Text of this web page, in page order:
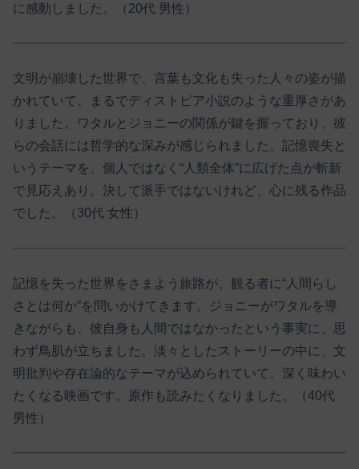
に感動しました。（20代 男性）
文明が崩壊した世界で、言葉も文化も失った人々の姿が描
かれていて、まるでディストピア小説のような重厚さがあ
りました。ワタルとジョニーの関係が鍵を握っており、彼
らの会話には哲学的な深みが感じられました。記憶喪失と
いうテーマを、個人ではなく“人類全体”に広げた点が斬新
で見応えあり。決して派手ではないけれど、心に残る作品
でした。（30代 女性）
記憶を失った世界をさまよう旅路が、観る者に“人間らし
さとは何か”を問いかけてきます。ジョニーがワタルを導
きながらも、彼自身も人間ではなかったという事実に、思
わず鳥肌が立ちました。淡々としたストーリーの中に、文
明批判や存在論的なテーマが込められていて、深く味わい
たくなる映画です。原作も読みたくなりました。（40代
男性）